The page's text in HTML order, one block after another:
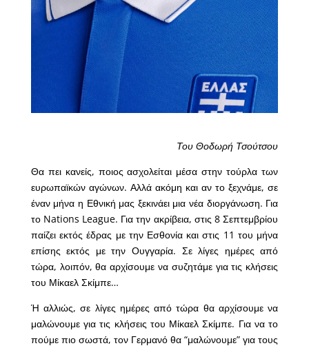
Του Θοδωρή Τσούτσου
Θα πει κανείς, ποιος ασχολείται μέσα στην τούρλα των
ευρωπαϊκών αγώνων. Αλλά ακόμη και αν το ξεχνάμε, σε
έναν μήνα η Εθνική μας ξεκινάει μια νέα διοργάνωση. Για
το Nations League. Για την ακρίβεια, στις 8 Σεπτεμβρίου
παίζει εκτός έδρας με την Εσθονία και στις 11 του μήνα
επίσης εκτός με την Ουγγαρία. Σε λίγες ημέρες από
τώρα, λοιπόν, θα αρχίσουμε να συζητάμε για τις κλήσεις
του Μίκαελ Σκίμπε…
Ή αλλιώς, σε λίγες ημέρες από τώρα θα αρχίσουμε να
μαλώνουμε για τις κλήσεις του Μίκαελ Σκίμπε. Για να το
πούμε πιο σωστά, τον Γερμανό θα “μαλώνουμε” για τους